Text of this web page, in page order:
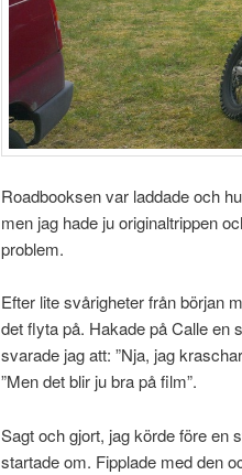
Roadbooksen var laddade och
men jag hade ju originaltrippen
problem.
Efter lite svårigheter från början
det flyta på. Hakade på Calle en
svarade jag att: ”Nja, jag
”Men det blir ju bra på film”.
Sagt och gjort, jag körde före en
startade om. Fipplade med den